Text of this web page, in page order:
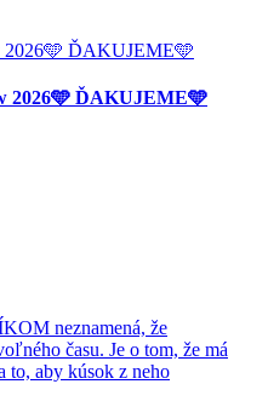
2026🩵 ĎAKUJEME🩵
2026🩵 ĎAKUJEME🩵
neznamená, že
času. Je o tom, že má
to, aby kúsok z neho